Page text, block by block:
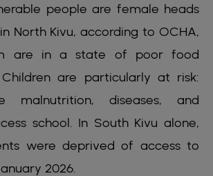
people are female heads
North Kivu, according to OCHA,
are in a state of poor food
Children are particularly at risk:
malnutrition, diseases, and
school. In South Kivu alone,
were deprived of access to
2026.